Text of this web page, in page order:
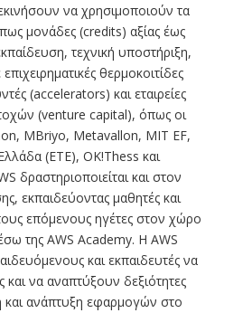
να χρησιμοποιούν τα
μονάδες (credits) αξίας έως
τεχνική υποστήριξη,
θερμοκοιτίδες
(accelerators) και εταιρείες
(venture capital), όπως οι
MBriyo, Metavallon, MIT EF,
(ΕΤΕ), OK!Thess και
δραστηριοποιείται και στον
εκπαιδεύοντας μαθητές και
επόμενους ηγέτες στον χώρο
της AWS Academy. H AWS
και εκπαιδευτές να
να αναπτύξουν δεξιότητες
και ανάπτυξη εφαρμογών στο